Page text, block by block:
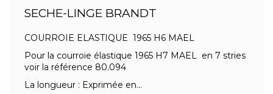
SECHE-LINGE BRANDT
COURROIE ELASTIQUE 1965 H6 MAEL
Pour la courroie élastique 1965 H7 MAEL en 7 stries
voir la référence 80.094
La longueur : Exprimée en...